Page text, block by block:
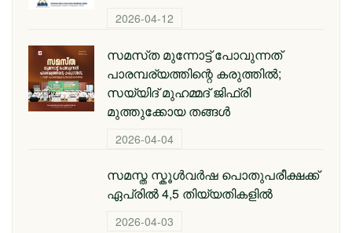
2026-04-12
സമസ്‌ത മുന്നോട്ട് പോവുന്നത്
പാരമ്പര്യത്തിന്റെ കരുത്തിൽ;
സയ്യിദ് മുഹമ്മദ് ജിഫ്രി
മുത്തുക്കോയ തങ്ങള്‍
2026-04-04
സമസ്ത സ്കൂള്‍വര്‍ഷ പൊതുപരീക്ഷക്ക്
ഏപ്രില്‍ 4,5 തിയ്യതികളില്‍
2026-04-03